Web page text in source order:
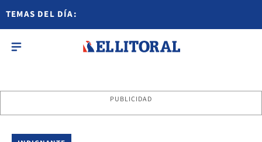
TEMAS DEL DÍA:
PUBLICIDAD